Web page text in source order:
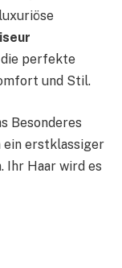
die perfekte
und Stil.
Besonderes
ein erstklassiger
Ihr Haar wird es